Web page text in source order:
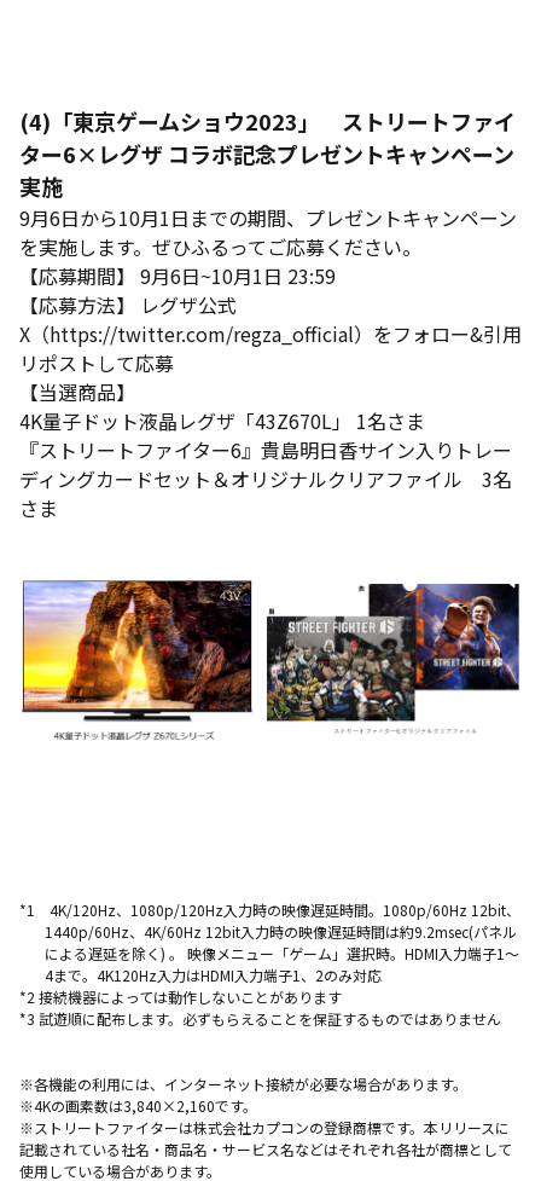
(4)「東京ゲームショウ2023」 ストリートファイ
ター6×レグザ コラボ記念プレゼントキャンペーン
実施
9月6日から10月1日までの期間、プレゼントキャンペーン
を実施します。ぜひふるってご応募ください。
【応募期間】 9月6日~10月1日 23:59
【応募方法】 レグザ公式
X（https://twitter.com/regza_official）をフォロー&引用
リポストして応募
【当選商品】
4K量子ドット液晶レグザ「43Z670L」 1名さま
『ストリートファイター6』貴島明日香サイン入りトレー
ディングカードセット＆オリジナルクリアファイル 3名
さま
*1 4K/120Hz、1080p/120Hz入力時の映像遅延時間。1080p/60Hz 12bit、
1440p/60Hz、4K/60Hz 12bit入力時の映像遅延時間は約9.2msec(パネル
による遅延を除く) 。 映像メニュー「ゲーム」選択時。HDMI入力端子1～
4まで。4K120Hz入力はHDMI入力端子1、2のみ対応
*2 接続機器によっては動作しないことがあります
*3 試遊順に配布します。必ずもらえることを保証するものではありません
※各機能の利用には、インターネット接続が必要な場合があります。
※4Kの画素数は3,840×2,160です。
※ストリートファイターは株式会社カプコンの登録商標です。本リリースに
記載されている社名・商品名・サービス名などはそれぞれ各社が商標として
使用している場合があります。